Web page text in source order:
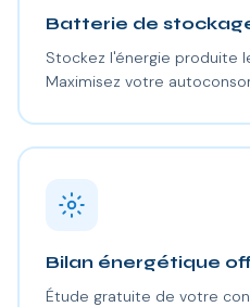
Batterie de
Stockez l'énergie produite
Maximisez votre
Bilan énergétique
Étude gratuite de votre